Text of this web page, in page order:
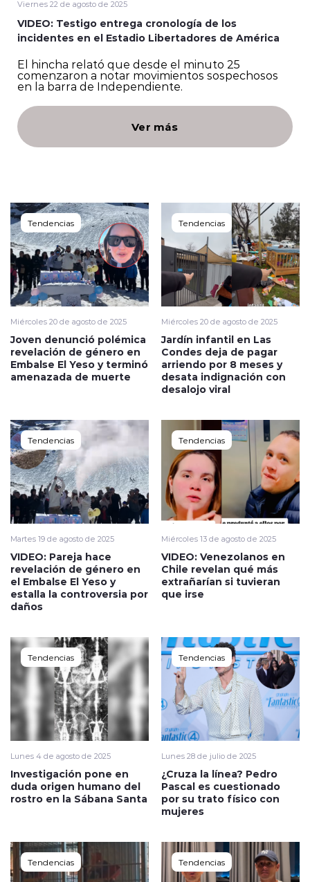
Programacion
modo claro
Viernes 22 de agosto de 2025
VIDEO: Testigo entrega cronología de los
incidentes en el Estadio Libertadores de América
El hincha relató que desde el minuto 25
comenzaron a notar movimientos sospechosos
en la barra de Independiente.
Ver más
Tendencias
Miércoles 20 de agosto de 2025
Joven denunció polémica
revelación de género en
Embalse El Yeso y terminó
amenazada de muerte
Tendencias
Miércoles 20 de agosto de 2025
Jardín infantil en Las
Condes deja de pagar
arriendo por 8 meses y
desata indignación con
desalojo viral
Tendencias
Martes 19 de agosto de 2025
VIDEO: Pareja hace
revelación de género en
el Embalse El Yeso y
estalla la controversia por
daños
Tendencias
Miércoles 13 de agosto de 2025
VIDEO: Venezolanos en
Chile revelan qué más
extrañarían si tuvieran
que irse
Tendencias
Lunes 4 de agosto de 2025
Investigación pone en
duda origen humano del
rostro en la Sábana Santa
Tendencias
Lunes 28 de julio de 2025
¿Cruza la línea? Pedro
Pascal es cuestionado
por su trato físico con
mujeres
Tendencias Tendencias